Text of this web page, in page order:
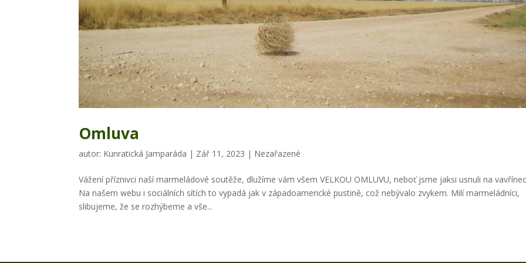
Omluva
autor: Kunratická Jamparáda | Zář 11, 2023 | Nezařazené
Vážení příznivci naší marmeládové soutěže, dlužíme vám všem VELKOU OMLUVU, neboť jsme jaksi usnuli na
Na našem webu i sociálních sítích to vypadá jak v západoamerické pustině, což nebývalo zvykem. Milí marmeládníci,
slibujeme, že se rozhýbeme a vše...